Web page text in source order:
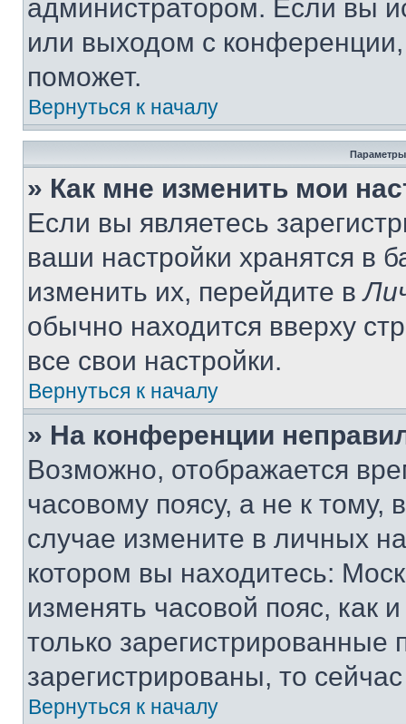
администратором. Если вы
или выходом с
поможет.
Вернуться к началу
Параметры
» Как мне изменить мои
Если вы являетесь
ваши настройки хранятся в
изменить их, перейдите в
обычно находится вверху
все свои настройки.
Вернуться к началу
» На конференции
Возможно, отображается
часовому поясу, а не к тому,
случае измените в личных
котором вы находитесь:
изменять часовой пояс, как
только
зарегистрированы, то
Вернуться к началу